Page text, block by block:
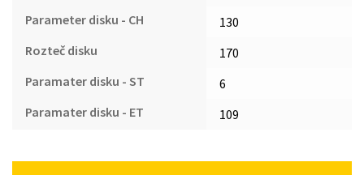
Parameter disku - CH
130
Rozteč disku
170
Paramater disku - ST
6
Paramater disku - ET
109